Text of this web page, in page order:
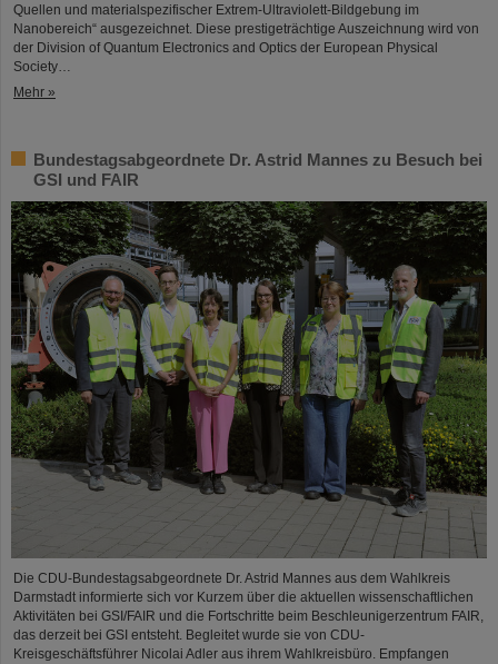
Quellen und materialspezifischer Extrem-Ultraviolett-Bildgebung im
Nanobereich“ ausgezeichnet. Diese prestigeträchtige Auszeichnung wird von
der Division of Quantum Electronics and Optics der European Physical
Society…
Mehr »
Bundestagsabgeordnete Dr. Astrid Mannes zu Besuch bei
GSI und FAIR
Die CDU-Bundestagsabgeordnete Dr. Astrid Mannes aus dem Wahlkreis
Darmstadt informierte sich vor Kurzem über die aktuellen wissenschaftlichen
Aktivitäten bei GSI/FAIR und die Fortschritte beim Beschleunigerzentrum FAIR,
das derzeit bei GSI entsteht. Begleitet wurde sie von CDU-
Kreisgeschäftsführer Nicolai Adler aus ihrem Wahlkreisbüro. Empfangen